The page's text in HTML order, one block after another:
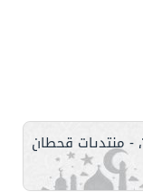
منتديات قحطان